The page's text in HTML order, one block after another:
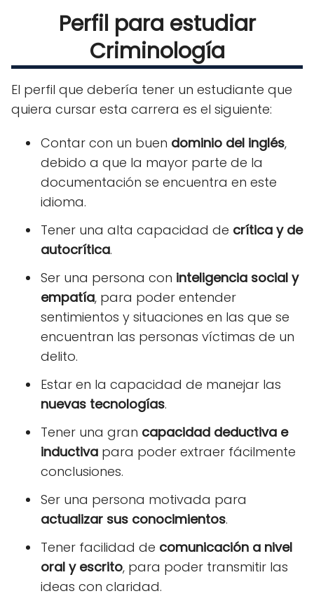
Perfil para estudiar
Criminología
El perfil que debería tener un estudiante que
quiera cursar esta carrera es el siguiente:
Contar con un buen dominio del inglés,
debido a que la mayor parte de la
documentación se encuentra en este
idioma.
Tener una alta capacidad de crítica y de
autocrítica.
Ser una persona con inteligencia social y
empatía, para poder entender
sentimientos y situaciones en las que se
encuentran las personas víctimas de un
delito.
Estar en la capacidad de manejar las
nuevas tecnologías.
Tener una gran capacidad deductiva e
inductiva para poder extraer fácilmente
conclusiones.
Ser una persona motivada para
actualizar sus conocimientos.
Tener facilidad de comunicación a nivel
oral y escrito, para poder transmitir las
ideas con claridad.